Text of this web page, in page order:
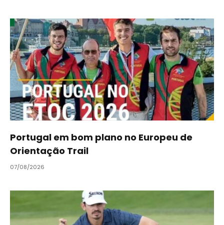
Portugal em bom plano no Europeu de
Orientação Trail
07/08/2026